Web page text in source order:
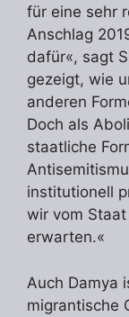
für eine sehr
Anschlag
dafür«, sagt
gezeigt, wie
anderen
Doch als
staatliche
institutionell
wir vom
erwarten.«
Auch Damya
migrantische